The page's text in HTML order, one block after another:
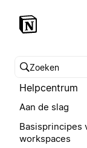
Zoeken in het
Helpcentrum
Aan de slag
Basisprincipes
workspaces